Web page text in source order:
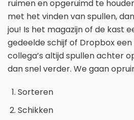
ruimen en opgeruimd te
met het vinden van spullen,
jou! Is het magazijn of de kast
gedeelde schijf of Dropbox
collega’s altijd spullen achter
dan snel verder. We gaan
Sorteren
Schikken